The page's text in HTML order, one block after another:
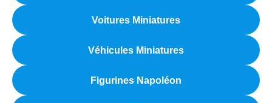
Voitures Miniatures
Véhicules Miniatures
Figurines Napoléon